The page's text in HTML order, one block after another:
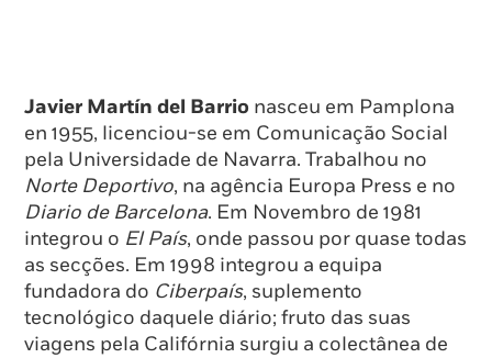
Javier Martín del Barrio nasceu em Pamplona
en 1955, licenciou-se em Comunicação Social
pela Universidade de Navarra. Trabalhou no
Norte Deportivo, na agência Europa Press e no
Diario de Barcelona. Em Novembro de 1981
integrou o El País, onde passou por quase todas
as secções. Em 1998 integrou a equipa
fundadora do Ciberpaís, suplemento
tecnológico daquele diário; fruto das suas
viagens pela Califórnia surgiu a colectânea de